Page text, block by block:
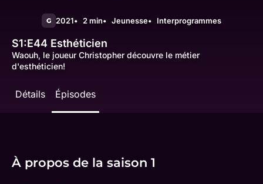
G 2021 2 min Jeunesse Interprogrammes
S1:E44 Esthéticien
Waouh, le joueur Christopher découvre le métier
d'esthéticien!
Détails Épisodes
À propos de la saison 1